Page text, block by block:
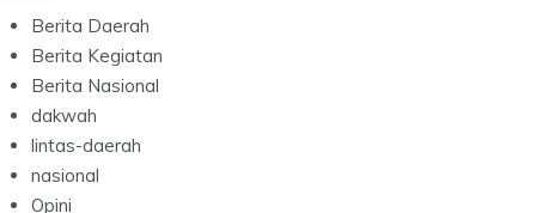
Berita Daerah
Berita Kegiatan
Berita Nasional
dakwah
lintas-daerah
nasional
Opini